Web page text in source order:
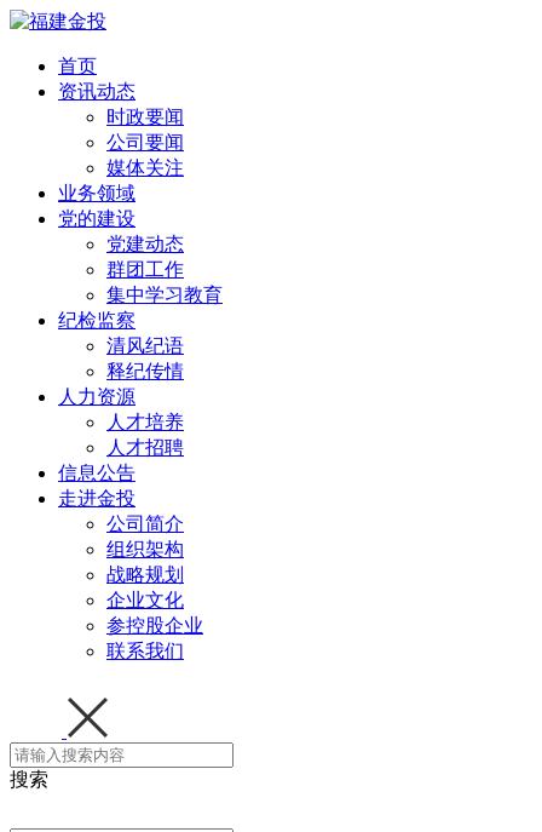
首页
资讯动态
时政要闻
公司要闻
媒体关注
业务领域
党的建设
党建动态
群团工作
集中学习教育
纪检监察
清风纪语
释纪传情
人力资源
人才培养
人才招聘
信息公告
走进金投
公司简介
组织架构
战略规划
企业文化
参控股企业
联系我们
搜索